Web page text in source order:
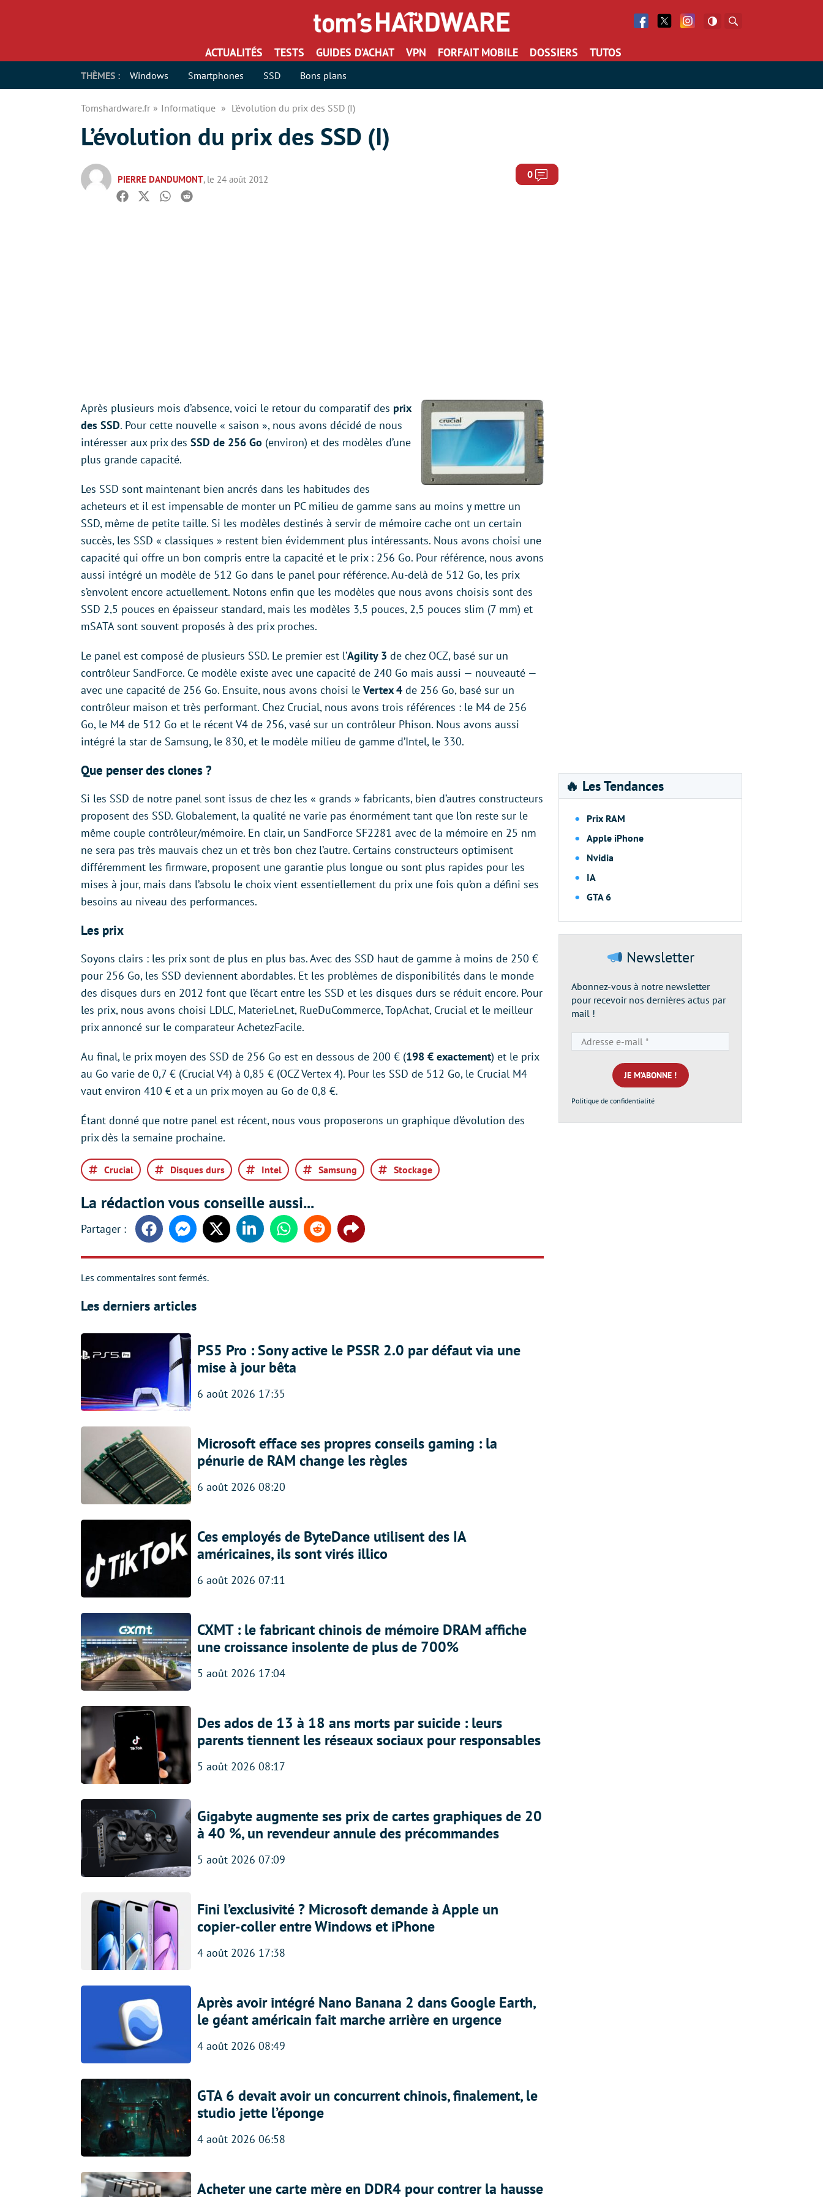
Facebook
Twitter Facebook
ACTUALITÉS TESTS GUIDES D’ACHAT VPN FORFAIT MOBILE DOSSIERS TUTOS
THÈMES : Windows Smartphones SSD Bons plans
Tomshardware.fr Informatique L’évolution du prix des SSD (I)
L’évolution du prix des SSD (I)
PIERRE DANDUMONT, le 24 août 2012 0 Commentaires
Facebook
TwitterWhatsapp
Reddit
Après plusieurs mois d’absence, voici le retour du comparatif des prix
des SSD. Pour cette nouvelle « saison », nous avons décidé de nous
intéresser aux prix des SSD de 256 Go (environ) et des modèles d’une
plus grande capacité.
Les SSD sont maintenant bien ancrés dans les habitudes des
acheteurs et il est impensable de monter un PC milieu de gamme sans au moins y mettre un
SSD, même de petite taille. Si les modèles destinés à servir de mémoire cache ont un certain
succès, les SSD « classiques » restent bien évidemment plus intéressants. Nous avons choisi une
capacité qui offre un bon compris entre la capacité et le prix : 256 Go. Pour référence, nous avons
aussi intégré un modèle de 512 Go dans le panel pour référence. Au-delà de 512 Go, les prix
s’envolent encore actuellement. Notons enfin que les modèles que nous avons choisis sont des
SSD 2,5 pouces en épaisseur standard, mais les modèles 3,5 pouces, 2,5 pouces slim (7 mm) et
mSATA sont souvent proposés à des prix proches.
Le panel est composé de plusieurs SSD. Le premier est l’Agility 3 de chez OCZ, basé sur un
contrôleur SandForce. Ce modèle existe avec une capacité de 240 Go mais aussi — nouveauté —
avec une capacité de 256 Go. Ensuite, nous avons choisi le Vertex 4 de 256 Go, basé sur un
contrôleur maison et très performant. Chez Crucial, nous avons trois références : le M4 de 256
Go, le M4 de 512 Go et le récent V4 de 256, vasé sur un contrôleur Phison. Nous avons aussi
intégré la star de Samsung, le 830, et le modèle milieu de gamme d’Intel, le 330.
Que penser des clones ?
Si les SSD de notre panel sont issus de chez les « grands » fabricants, bien d’autres constructeurs
proposent des SSD. Globalement, la qualité ne varie pas énormément tant que l’on reste sur le
même couple contrôleur/mémoire. En clair, un SandForce SF2281 avec de la mémoire en 25 nm
ne sera pas très mauvais chez un et très bon chez l’autre. Certains constructeurs optimisent
différemment les firmware, proposent une garantie plus longue ou sont plus rapides pour les
mises à jour, mais dans l’absolu le choix vient essentiellement du prix une fois qu’on a défini ses
besoins au niveau des performances.
Les prix
Soyons clairs : les prix sont de plus en plus bas. Avec des SSD haut de gamme à moins de 250 €
pour 256 Go, les SSD deviennent abordables. Et les problèmes de disponibilités dans le monde
des disques durs en 2012 font que l’écart entre les SSD et les disques durs se réduit encore. Pour
les prix, nous avons choisi LDLC, Materiel.net, RueDuCommerce, TopAchat, Crucial et le meilleur
prix annoncé sur le comparateur AchetezFacile.
Au final, le prix moyen des SSD de 256 Go est en dessous de 200 € (198 € exactement) et le prix
au Go varie de 0,7 € (Crucial V4) à 0,85 € (OCZ Vertex 4). Pour les SSD de 512 Go, le Crucial M4
vaut environ 410 € et a un prix moyen au Go de 0,8 €.
Étant donné que notre panel est récent, nous vous proposerons un graphique d’évolution des
prix dès la semaine prochaine.
Crucial Disques durs Intel Samsung Stockage
La rédaction vous conseille aussi...
FacebookMessengerTwitter LinkedinWhatsappReddit Share
Les commentaires sont fermés.
Les derniers articles
PS5 Pro : Sony active le PSSR 2.0 par défaut via une
mise à jour bêta
6 août 2026 17:35
Microsoft efface ses propres conseils gaming : la
pénurie de RAM change les règles
6 août 2026 08:20
Ces employés de ByteDance utilisent des IA
américaines, ils sont virés illico
6 août 2026 07:11
CXMT : le fabricant chinois de mémoire DRAM affiche
une croissance insolente de plus de 700%
5 août 2026 17:04
Des ados de 13 à 18 ans morts par suicide : leurs
parents tiennent les réseaux sociaux pour responsables
5 août 2026 08:17
Gigabyte augmente ses prix de cartes graphiques de 20
à 40 %, un revendeur annule des précommandes
5 août 2026 07:09
Fini l’exclusivité ? Microsoft demande à Apple un
copier-coller entre Windows et iPhone
4 août 2026 17:38
Après avoir intégré Nano Banana 2 dans Google Earth,
le géant américain fait marche arrière en urgence
4 août 2026 08:49
GTA 6 devait avoir un concurrent chinois, finalement, le
studio jette l’éponge
4 août 2026 06:58
Acheter une carte mère en DDR4 pour contrer la hausse
🔥 Les Tendances
Prix RAM
Apple iPhone
Nvidia
IA
GTA 6
Newsletter
Abonnez-vous à notre newsletter
pour recevoir nos dernières actus par
mail !
e-
mail
*
Politique de confidentialité